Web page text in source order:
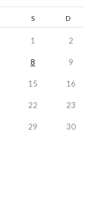
S D
1 2
8 9
15 16
22 23
29 30